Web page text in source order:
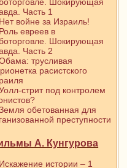
Часть 1
войне за Израиль!
евреев в
Шокирующая
Часть 2
трусливая
расистского
стрит под контролем
обетованная для
преступности
А. Кунгурова
истории – 1